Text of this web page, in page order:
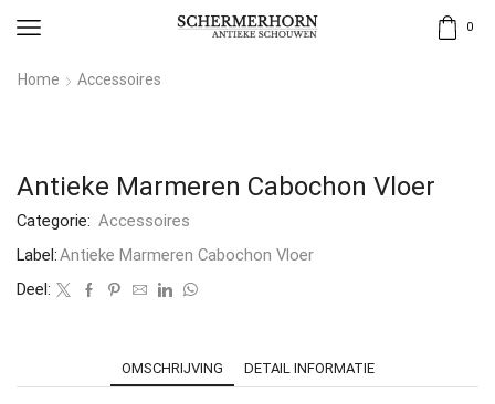
0
Home Accessoires
Antieke Marmeren Cabochon Vloer
Categorie: Accessoires
Label:Antieke Marmeren Cabochon Vloer
Deel:
OMSCHRIJVING DETAIL INFORMATIE